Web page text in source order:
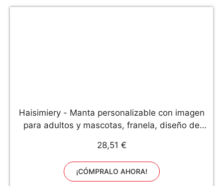
Haisimiery - Manta personalizable con imagen
para adultos y mascotas, franela, diseño de
franela., Tu foto personalizada, Lapghan
40''×60'' (100x150cm)
28,51 €
¡CÓMPRALO AHORA!